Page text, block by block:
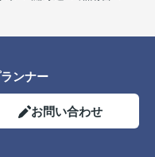
ンナー
お問い合わせ